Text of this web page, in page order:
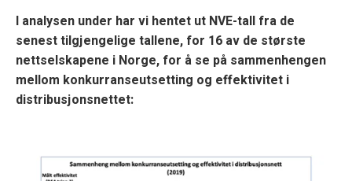
I analysen under har vi hentet ut NVE-tall fra de
senest tilgjengelige tallene, for 16 av de største
nettselskapene i Norge, for å se på sammenhengen
mellom konkurranseutsetting og effektivitet i
distribusjonsnettet: